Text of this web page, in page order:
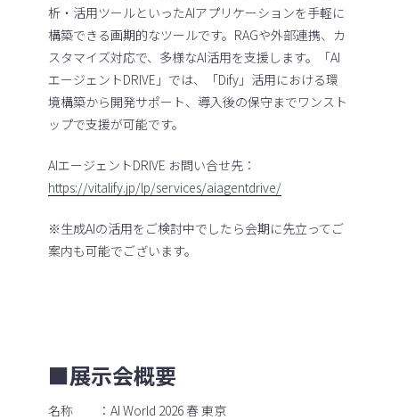
析・活用ツールといったAIアプリケーションを手軽に
構築できる画期的なツールです。RAGや外部連携、カ
スタマイズ対応で、多様なAI活用を支援します。「AI
エージェントDRIVE」では、「Dify」活用における環
境構築から開発サポート、導入後の保守までワンスト
ップで支援が可能です。
AIエージェントDRIVE お問い合せ先：
https://vitalify.jp/lp/services/aiagentdrive/
※生成AIの活用をご検討中でしたら会期に先立ってご
案内も可能でございます。
■展示会概要
名称 ：AI World 2026 春 東京